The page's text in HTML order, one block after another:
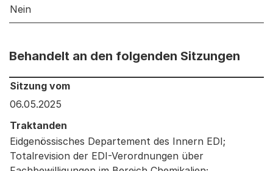
Nein
Behandelt an den folgenden Sitzungen
Behandelt an den folgenden Sitzungen: Informationen
Sitzung vom
06.05.2025
Traktanden
Eidgenössisches Departement des Innern EDI;
Totalrevision der EDI-Verordnungen über